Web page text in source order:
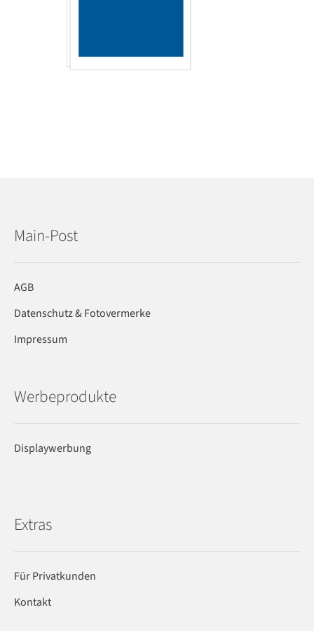
Main-Post
AGB
Datenschutz & Fotovermerke
Impressum
Werbeprodukte
Displaywerbung
Extras
Für Privatkunden
Kontakt